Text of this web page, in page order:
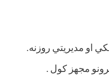
او مديريتي روزنه.
مجهز کول .